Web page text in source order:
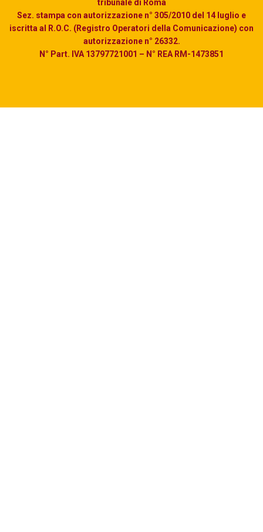
tribunale di Roma
Sez. stampa con autorizzazione n° 305/2010 del 14 luglio e
iscritta al R.O.C. (Registro Operatori della Comunicazione) con
autorizzazione n° 26332.
N° Part. IVA 13797721001 – N° REA RM-1473851